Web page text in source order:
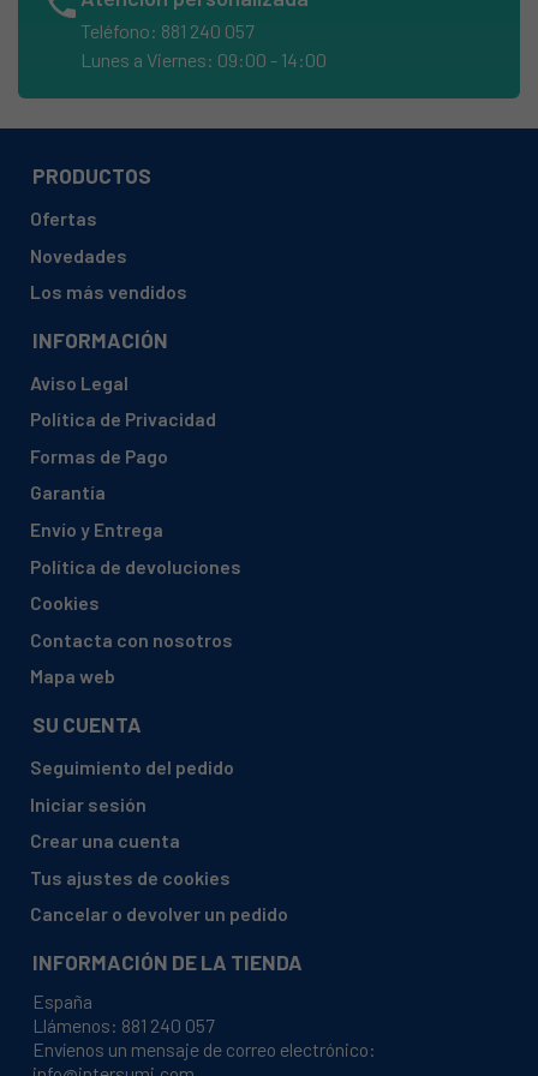
Teléfono: 881 240 057
Lunes a Viernes: 09:00 - 14:00
PRODUCTOS
Ofertas
Novedades
Los más vendidos
INFORMACIÓN
Aviso Legal
Política de Privacidad
Formas de Pago
Garantía
Envío y Entrega
Política de devoluciones
Cookies
Contacta con nosotros
Mapa web
SU CUENTA
Seguimiento del pedido
Iniciar sesión
Crear una cuenta
Tus ajustes de cookies
Cancelar o devolver un pedido
INFORMACIÓN DE LA TIENDA
España
Llámenos: 881 240 057
Envíenos un mensaje de correo electrónico: